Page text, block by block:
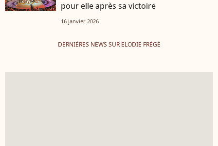
pour elle après sa victoire
16 janvier 2026
DERNIÈRES NEWS SUR ELODIE FRÉGÉ